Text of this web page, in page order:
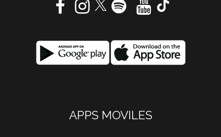
APPS MOVILES